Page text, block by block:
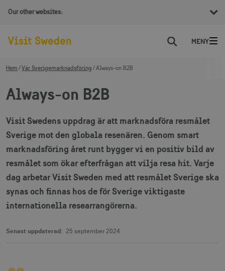
Our other websites:
Sök
Hem Vår Sverigemarknadsföring Always-on B2B
Always-on B2B
Visit Swedens uppdrag är att marknadsföra resmålet
Sverige mot den globala resenären. Genom smart
marknadsföring året runt bygger vi en positiv bild av
resmålet som ökar efterfrågan att vilja resa hit. Varje
dag arbetar Visit Sweden med att resmålet Sverige ska
synas och finnas hos de för Sverige viktigaste
internationella researrangörerna.
Senast uppdaterad: 25 september 2024